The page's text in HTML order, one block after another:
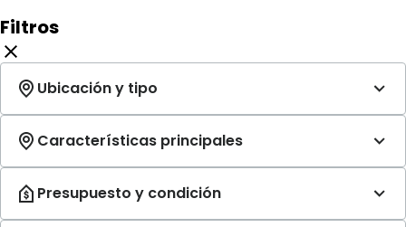
Filtros